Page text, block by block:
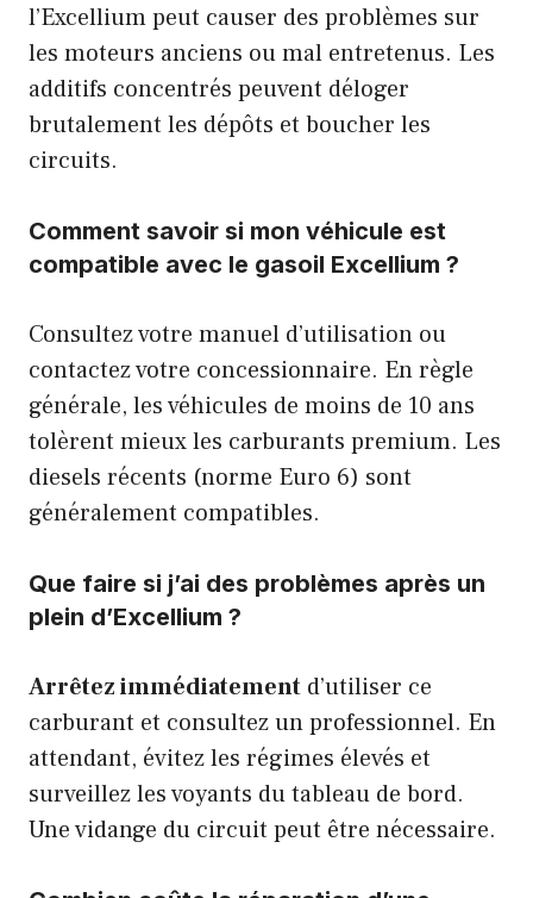
l’Excellium peut causer des problèmes sur
les moteurs anciens ou mal entretenus. Les
additifs concentrés peuvent déloger
brutalement les dépôts et boucher les
circuits.
Comment savoir si mon véhicule est
compatible avec le gasoil Excellium ?
Consultez votre manuel d’utilisation ou
contactez votre concessionnaire. En règle
générale, les véhicules de moins de 10 ans
tolèrent mieux les carburants premium. Les
diesels récents (norme Euro 6) sont
généralement compatibles.
Que faire si j’ai des problèmes après un
plein d’Excellium ?
Arrêtez immédiatement d’utiliser ce
carburant et consultez un professionnel. En
attendant, évitez les régimes élevés et
surveillez les voyants du tableau de bord.
Une vidange du circuit peut être nécessaire.